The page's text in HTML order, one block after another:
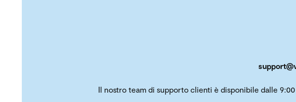
Il nostro team di supporto clienti è disponibile dalle